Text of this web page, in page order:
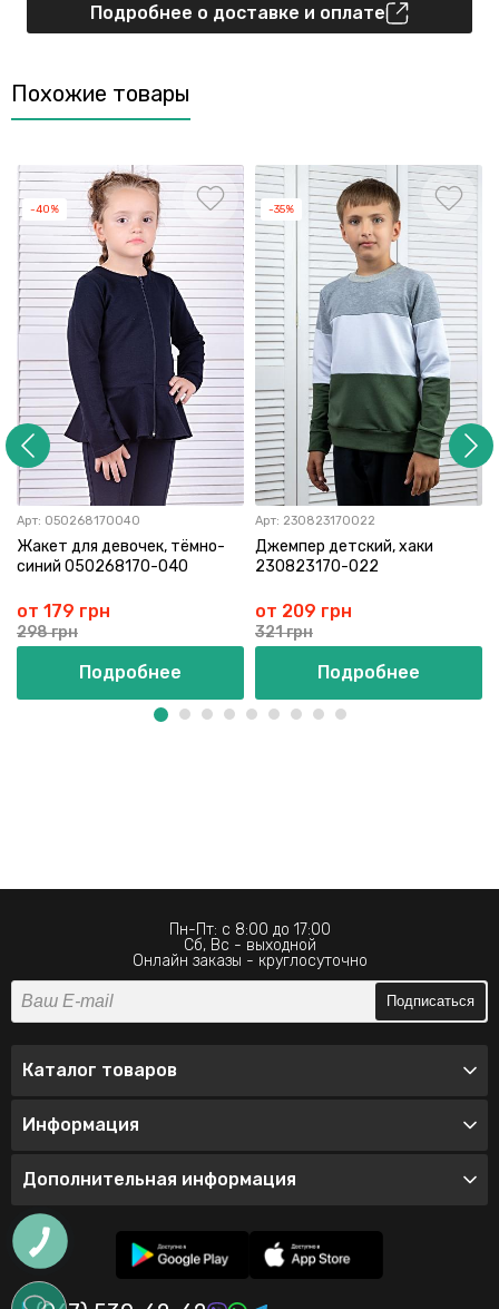
Подробнее о доставке и оплате
Похожие товары
-40%
Арт: 050268170040
Жакет для девочек, тёмно-
синий 050268170-040
от 179 грн
298 грн
Подробнее
-35%
Арт: 230823170022
Джемпер детский, хаки
230823170-022
от 209 грн
321 грн
Подробнее
Пн-Пт: с 8:00 до 17:00
Сб, Вс - выходной
Онлайн заказы - круглосуточно
Подписаться
Каталог товаров
Информация
Дополнительная информация